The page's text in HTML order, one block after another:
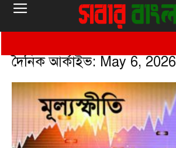
দৈনিক আর্কাইভ: May 6, 2026